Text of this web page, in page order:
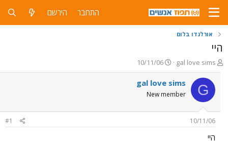
התחבר הירשם
אורלנדו בלום
היי
פ
ו
ת
ח
ה
ו
ש
א
gal love sims
פ
ו
ר
ם
10/11/06
G
gal love sims
New member
10/11/06
#1
היי